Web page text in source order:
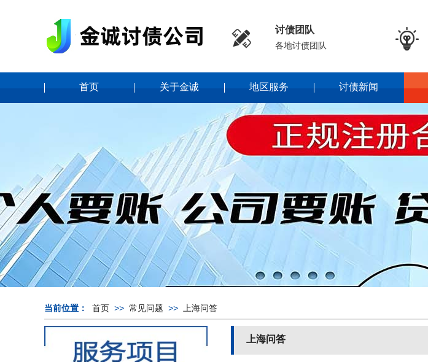
 讨债团队
各地讨债团队 
首页 关于金诚 地区服务 讨债新闻
当前位置： 首页 >> 常见问题 >> 上海问答
上海问答